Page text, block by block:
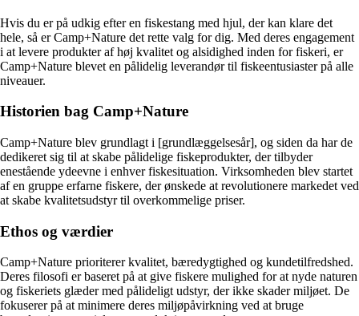
Hvis du er på udkig efter en fiskestang med hjul, der kan klare det
hele, så er Camp+Nature det rette valg for dig. Med deres engagement
i at levere produkter af høj kvalitet og alsidighed inden for fiskeri, er
Camp+Nature blevet en pålidelig leverandør til fiskeentusiaster på alle
niveauer.
Historien bag Camp+Nature
Camp+Nature blev grundlagt i [grundlæggelsesår], og siden da har de
dedikeret sig til at skabe pålidelige fiskeprodukter, der tilbyder
enestående ydeevne i enhver fiskesituation. Virksomheden blev startet
af en gruppe erfarne fiskere, der ønskede at revolutionere markedet ved
at skabe kvalitetsudstyr til overkommelige priser.
Ethos og værdier
Camp+Nature prioriterer kvalitet, bæredygtighed og kundetilfredshed.
Deres filosofi er baseret på at give fiskere mulighed for at nyde naturen
og fiskeriets glæder med pålideligt udstyr, der ikke skader miljøet. De
fokuserer på at minimere deres miljøpåvirkning ved at bruge